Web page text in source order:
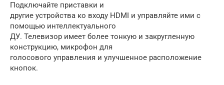
Подключайте приставки и
другие устройства ко входу HDMI и управляйте ими с
помощью интеллектуального
ДУ. Телевизор имеет более тонкую и закругленную
конструкцию, микрофон для
голосового управления и улучшенное расположение
кнопок.